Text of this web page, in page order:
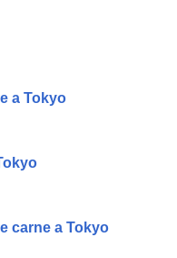
a Tokyo
carne a Tokyo